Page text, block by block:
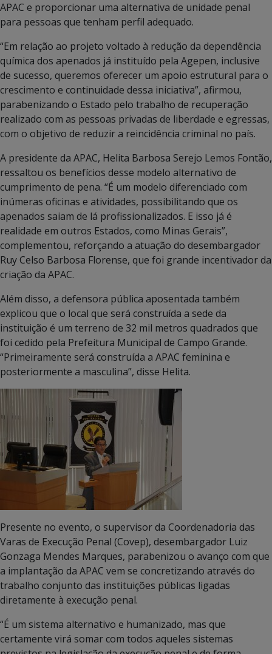
APAC e proporcionar uma alternativa de unidade penal
para pessoas que tenham perfil adequado.
“Em relação ao projeto voltado à redução da dependência
química dos apenados já instituído pela Agepen, inclusive
de sucesso, queremos oferecer um apoio estrutural para o
crescimento e continuidade dessa iniciativa”, afirmou,
parabenizando o Estado pelo trabalho de recuperação
realizado com as pessoas privadas de liberdade e egressas,
com o objetivo de reduzir a reincidência criminal no país.
A presidente da APAC, Helita Barbosa Serejo Lemos Fontão,
ressaltou os benefícios desse modelo alternativo de
cumprimento de pena. “É um modelo diferenciado com
inúmeras oficinas e atividades, possibilitando que os
apenados saiam de lá profissionalizados. E isso já é
realidade em outros Estados, como Minas Gerais”,
complementou, reforçando a atuação do desembargador
Ruy Celso Barbosa Florense, que foi grande incentivador da
criação da APAC.
Além disso, a defensora pública aposentada também
explicou que o local que será construída a sede da
instituição é um terreno de 32 mil metros quadrados que
foi cedido pela Prefeitura Municipal de Campo Grande.
“Primeiramente será construída a APAC feminina e
posteriormente a masculina”, disse Helita.
Presente no evento, o supervisor da Coordenadoria das
Varas de Execução Penal (Covep), desembargador Luiz
Gonzaga Mendes Marques, parabenizou o avanço com que
a implantação da APAC vem se concretizando através do
trabalho conjunto das instituições públicas ligadas
diretamente à execução penal.
“É um sistema alternativo e humanizado, mas que
certamente virá somar com todos aqueles sistemas